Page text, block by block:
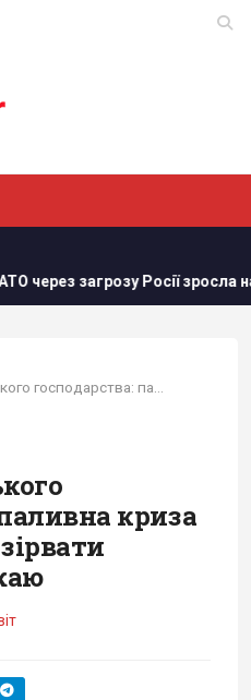
Росії зросла на 250%
криза